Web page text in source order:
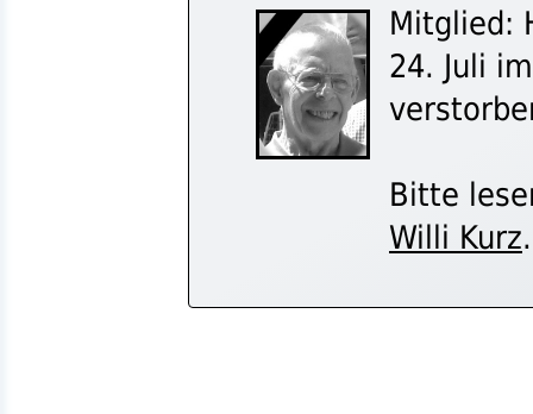
Mitglied:
24. Juli
Bitte
Willi Kurz.